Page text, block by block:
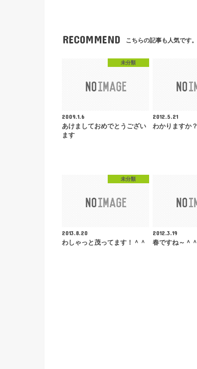
RECOMMEND こちらの記事も人気です。
未分類
2009.1.6
あけましておめでとうござい
ます
2012.5.21
わかりますか？
未分類
2013.8.20
わしゃっと茂ってます！＾＾
2012.3.19
春ですね～＾＾